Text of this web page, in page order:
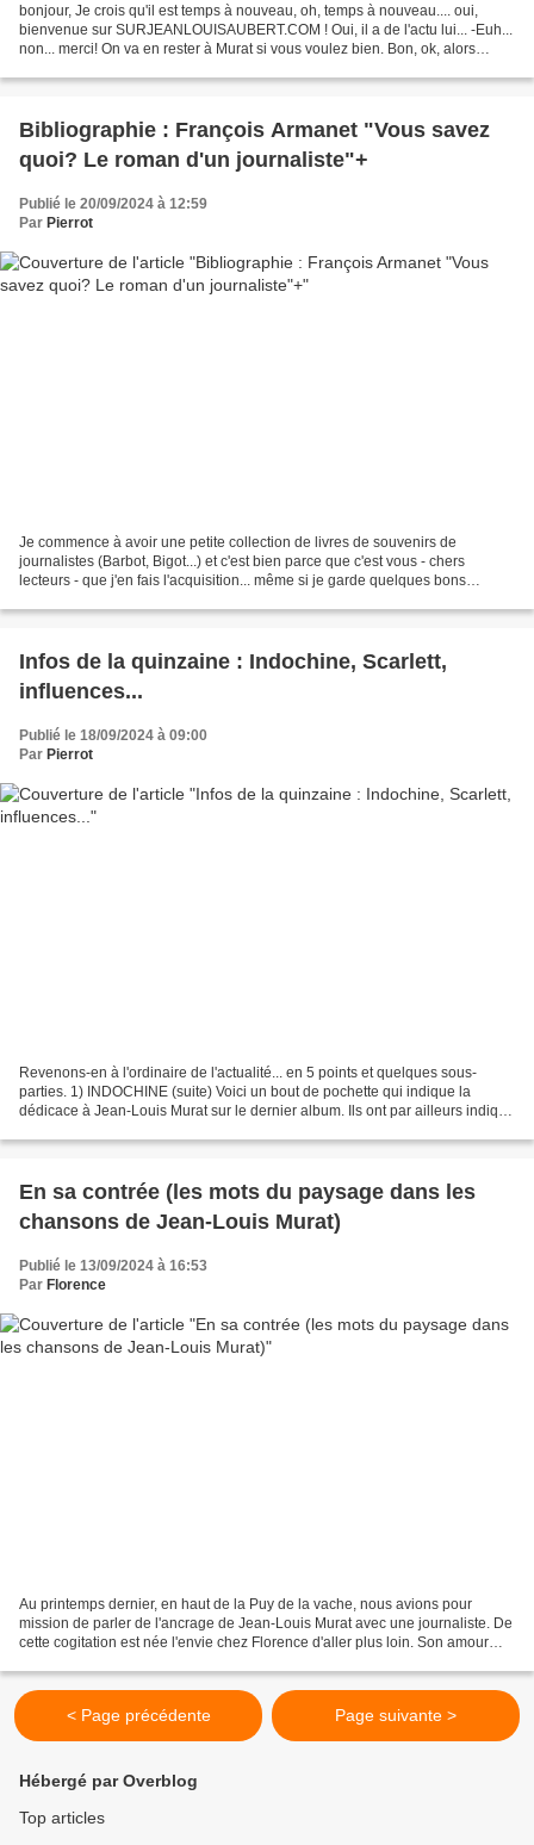
bonjour, Je crois qu'il est temps à nouveau, oh, temps à nouveau.... oui,
bienvenue sur SURJEANLOUISAUBERT.COM ! Oui, il a de l'actu lui... -Euh...
non... merci! On va en rester à Murat si vous voulez bien. Bon, ok, alors
Bibliographie : François Armanet "Vous savez
quoi? Le roman d'un journaliste"+
Publié le 20/09/2024 à 12:59
Par Pierrot
Je commence à avoir une petite collection de livres de souvenirs de
journalistes (Barbot, Bigot...) et c'est bien parce que c'est vous - chers
lecteurs - que j'en fais l'acquisition... même si je garde quelques bons
Infos de la quinzaine : Indochine, Scarlett,
influences...
Publié le 18/09/2024 à 09:00
Par Pierrot
Revenons-en à l'ordinaire de l'actualité... en 5 points et quelques sous-
parties. 1) INDOCHINE (suite) Voici un bout de pochette qui indique la
dédicace à Jean-Louis Murat sur le dernier album. Ils ont par ailleurs indiqué
En sa contrée (les mots du paysage dans les
chansons de Jean-Louis Murat)
Publié le 13/09/2024 à 16:53
Par Florence
Au printemps dernier, en haut de la Puy de la vache, nous avions pour
mission de parler de l'ancrage de Jean-Louis Murat avec une journaliste. De
cette cogitation est née l'envie chez Florence d'aller plus loin. Son amour
< Page précédente Page suivante >
Hébergé par Overblog
Top articles